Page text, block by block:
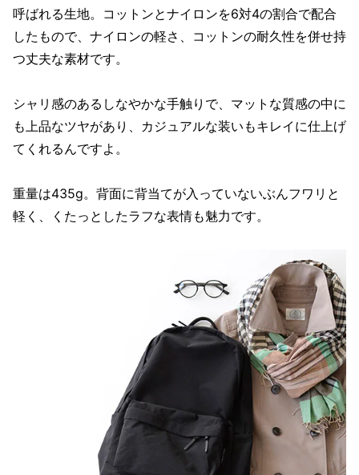
呼ばれる生地。コットンとナイロンを6対4の割合で配合
したもので、ナイロンの軽さ、コットンの耐久性を併せ持
つ丈夫な素材です。
シャリ感のあるしなやかな手触りで、マットな質感の中に
も上品なツヤがあり、カジュアルな装いもキレイに仕上げ
てくれるんですよ。
重量は435g。背面に背当てが入っていないぶんフワリと
軽く、くたっとしたラフな表情も魅力です。